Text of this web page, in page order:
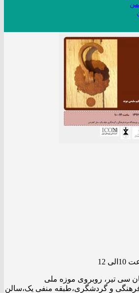
سی تیر، روبروی موزه ملی
فرهنگی و گردشگری،طبقه منفی یک،سالن